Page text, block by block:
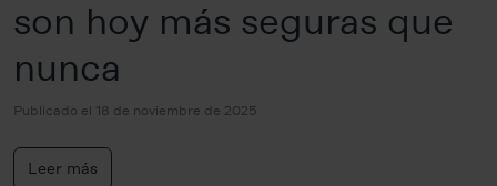
son hoy más seguras que
nunca
Publicado el 18 de noviembre de 2025
Leer más